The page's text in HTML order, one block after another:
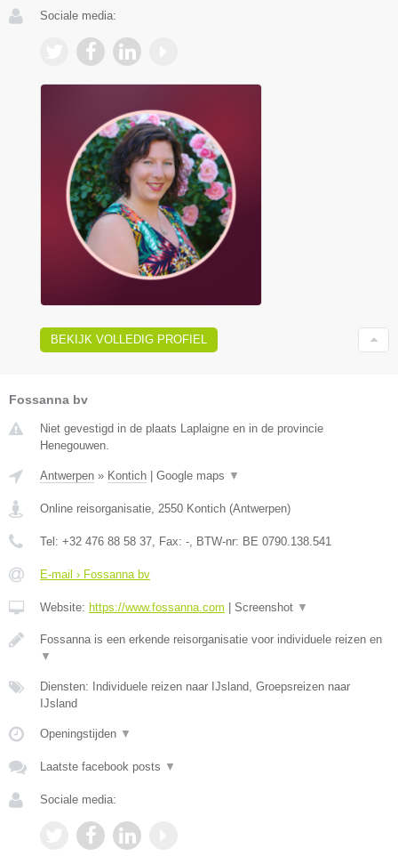
Sociale media:
BEKIJK VOLLEDIG PROFIEL
Fossanna bv
Niet gevestigd in de plaats Laplaigne en in de provincie
Henegouwen.
Antwerpen » Kontich Google maps ▼
Online reisorganisatie, 2550 Kontich (Antwerpen)
Tel: +32 476 88 58 37, Fax: -, BTW-nr: BE 0790.138.541
E-mail › Fossanna bv
Website: https://www.fossanna.com Screenshot ▼
Fossanna is een erkende reisorganisatie voor individuele reizen en
▼
Diensten: Individuele reizen naar IJsland, Groepsreizen naar
IJsland
Openingstijden ▼
Laatste facebook posts ▼
Sociale media: